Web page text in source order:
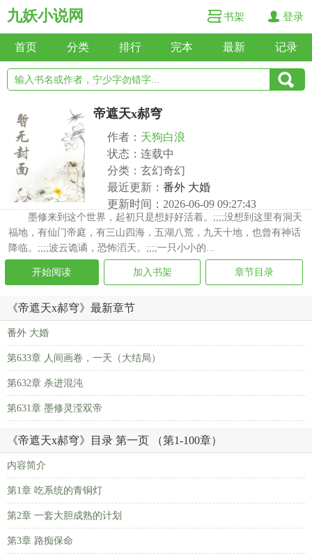
九妖小说网 书架 登录
首页 分类 排行 完本 最新 记录
帝遮天x郝穹
作者： 天狗白浪
状态：连载中
分类：玄幻奇幻
最近更新： 番外 大婚
更新时间：2026-06-09 09:27:43
墨修来到这个世界，起初只是想好好活着。;;;;没想到这里有洞天
福地，有仙门帝庭，有三山四海，五湖八荒，九天十地，也曾有神话
降临。;;;;波云诡谲，恐怖滔天。;;;;一只小小的...
开始阅读 加入书架 章节目录
《帝遮天x郝穹》最新章节
番外 大婚
第633章 人间画卷，一天（大结局）
第632章 杀进混沌
第631章 墨修灵滢双帝
《帝遮天x郝穹》目录 第一页 （第1-100章）
内容简介
第1章 吃系统的青铜灯
第2章 一套大胆成熟的计划
第3章 路痴保命